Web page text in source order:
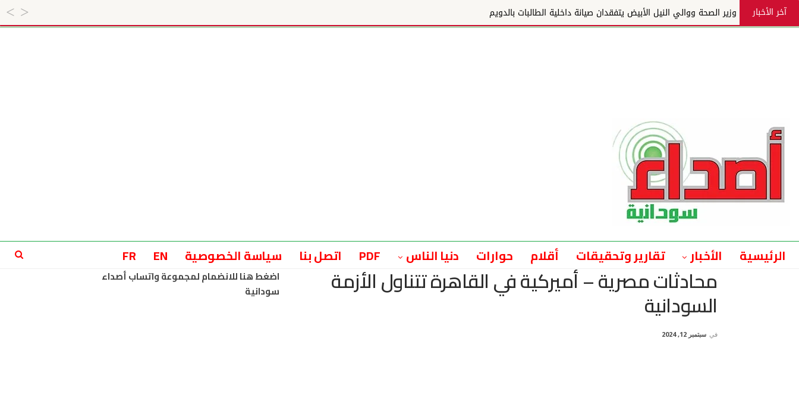
آخر الأخبار وزير الصحة ووالي النيل الأبيض يتفقدان صيانة داخلية الطالبات بالدويم
الرئيسية الأخبار تقارير وتحقيقات أقلام حوارات دنيا الناس PDF اتصل بنا سياسة الخصوصية EN
FR
محادثات مصرية – أميركية في القاهرة تتناول الأزمة
السودانية
في سبتمبر 12, 2024
اضغط هنا للانضمام لمجموعة واتساب أصداء
سودانية